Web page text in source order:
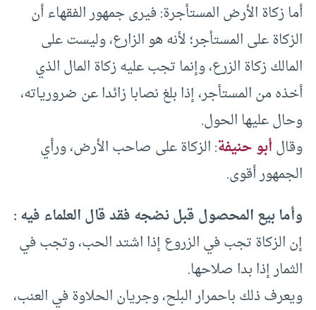
أما زكاة الأرض المستأجرة: فيرى جمهور الفقهاء أن
الزكاة على المستأجر؛ لأنه هو الزارع، وليست على
المالك زكاة الزرع، وإنما تجب عليه زكاة المال الذي
أخذه من المستأجر، إذا بلغ نصابا زائدا عن ضرورياته،
وحال عليها الحول.
وقالأبو حنيفة: الزكاة على صاحب الأرض، ورأي
الجمهور أقوى.
وأما بيع المحصول قبل نضجه فقد قال العلماء فيه :
إن الزكاة تجب في الزروع إذا اشتد الحب، وتجب في
الثمار إذا بدا صلاحها.
ويعرف ذلك باحمرار البلح، وجريان الحلاوة في العنب،